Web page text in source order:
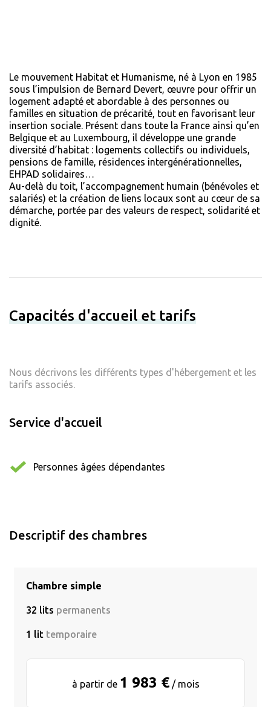
Le mouvement Habitat et Humanisme, né à Lyon en 1985
sous l’impulsion de Bernard Devert, œuvre pour offrir un
logement adapté et abordable à des personnes ou
familles en situation de précarité, tout en favorisant leur
insertion sociale. Présent dans toute la France ainsi qu’en
Belgique et au Luxembourg, il développe une grande
diversité d’habitat : logements collectifs ou individuels,
pensions de famille, résidences intergénérationnelles,
EHPAD solidaires…
Au-delà du toit, l’accompagnement humain (bénévoles et
salariés) et la création de liens locaux sont au cœur de sa
démarche, portée par des valeurs de respect, solidarité et
dignité.
Capacités d'accueil et tarifs
Nous décrivons les différents types d'hébergement et les
tarifs associés.
Service d'accueil
Personnes âgées dépendantes
Descriptif des chambres
Chambre simple
32 lits permanents
1 lit temporaire
à partir de 1 983 €/ mois